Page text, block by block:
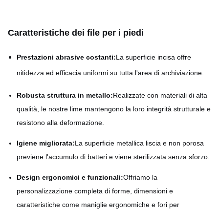
Caratteristiche dei file per i piedi
Prestazioni abrasive costanti:La superficie incisa offre
nitidezza ed efficacia uniformi su tutta l'area di archiviazione.
Robusta struttura in metallo:Realizzate con materiali di alta
qualità, le nostre lime mantengono la loro integrità strutturale e
resistono alla deformazione.
Igiene migliorata:La superficie metallica liscia e non porosa
previene l'accumulo di batteri e viene sterilizzata senza sforzo.
Design ergonomici e funzionali:Offriamo la
personalizzazione completa di forme, dimensioni e
caratteristiche come maniglie ergonomiche e fori per